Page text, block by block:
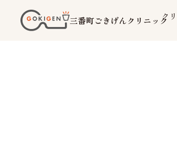
三番町ごきげんクリニックク